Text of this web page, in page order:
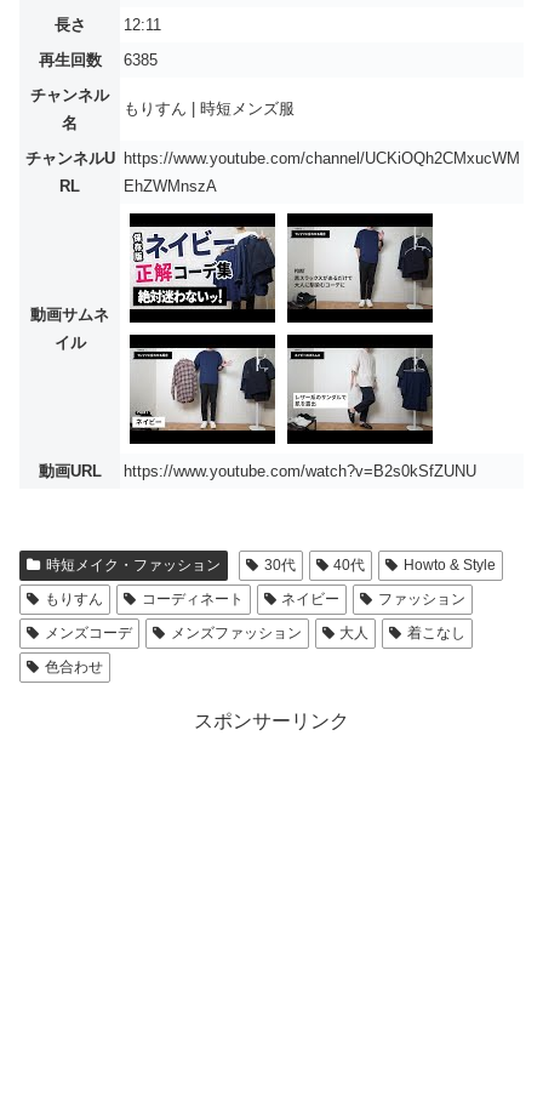
長さ
12:11
再生回数
6385
チャンネル
名
もりすん | 時短メンズ服
チャンネルU
RL
https://www.youtube.com/channel/UCKiOQh2CMxucWM
EhZWMnszA
動画サムネ
イル
動画URL https://www.youtube.com/watch?v=B2s0kSfZUNU
時短メイク・ファッション 30代 40代
Howto & Style
もりすん
コーディネート ネイビー
ファッション
メンズコーデ
メンズファッション 大人
着こなし
色合わせ
スポンサーリンク